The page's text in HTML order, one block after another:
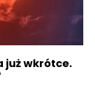
już wkrótce.